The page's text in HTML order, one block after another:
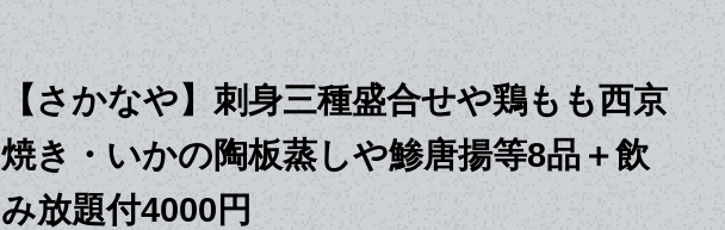
【さかなや】刺身三種盛合せや鶏もも西京
焼き・いかの陶板蒸しや鯵唐揚等8品＋飲
み放題付4000円